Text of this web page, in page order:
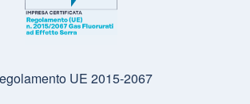
UE 2015-2067